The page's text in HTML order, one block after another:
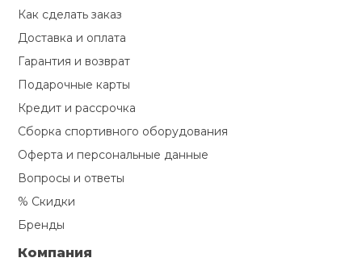
Как сделать заказ
Доставка и оплата
Гарантия и возврат
Подарочные карты
Кредит и рассрочка
Сборка спортивного оборудования
Оферта и персональные данные
Вопросы и ответы
% Скидки
Бренды
Компания